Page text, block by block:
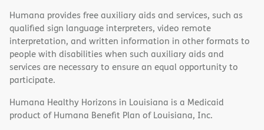
Humana provides free auxiliary aids and services, such as
qualified sign language interpreters, video remote
interpretation, and written information in other formats to
people with disabilities when such auxiliary aids and
services are necessary to ensure an equal opportunity to
participate.
Humana Healthy Horizons in Louisiana is a Medicaid
product of Humana Benefit Plan of Louisiana, Inc.